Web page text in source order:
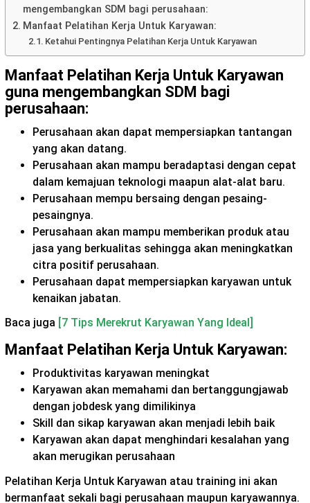
mengembangkan SDM bagi perusahaan:
Manfaat Pelatihan Kerja Untuk Karyawan:
Ketahui Pentingnya Pelatihan Kerja Untuk Karyawan
Manfaat Pelatihan Kerja Untuk Karyawan
guna mengembangkan SDM bagi
perusahaan:
Perusahaan akan dapat mempersiapkan tantangan
yang akan datang.
Perusahaan akan mampu beradaptasi dengan cepat
dalam kemajuan teknologi maapun alat-alat baru.
Perusahaan mempu bersaing dengan pesaing-
pesaingnya.
Perusahaan akan mampu memberikan produk atau
jasa yang berkualitas sehingga akan meningkatkan
citra positif perusahaan.
Perusahaan dapat mempersiapkan karyawan untuk
kenaikan jabatan.
Baca juga [7 Tips Merekrut Karyawan Yang Ideal]
Manfaat Pelatihan Kerja Untuk Karyawan:
Produktivitas karyawan meningkat
Karyawan akan memahami dan bertanggungjawab
dengan jobdesk yang dimilikinya
Skill dan sikap karyawan akan menjadi lebih baik
Karyawan akan dapat menghindari kesalahan yang
akan merugikan perusahaan
Pelatihan Kerja Untuk Karyawan atau training ini akan
bermanfaat sekali bagi perusahaan maupun karyawannya.